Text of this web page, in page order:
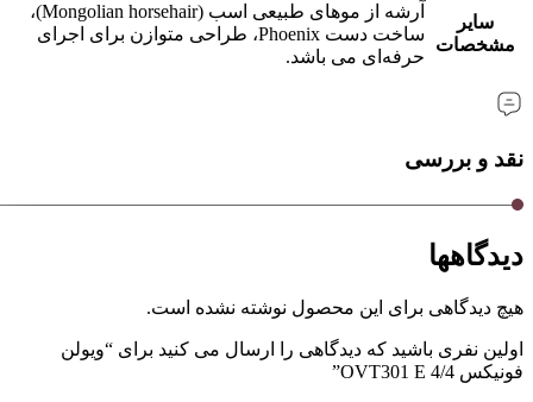
سایر
مشخصات
آرشه از موهای طبیعی اسب (Mongolian horsehair)،
ساخت دست Phoenix، طراحی متوازن برای اجرای
حرفه‌ای می باشد.
نقد و بررسی
دیدگاهها
هیچ دیدگاهی برای این محصول نوشته نشده است.
اولین نفری باشید که دیدگاهی را ارسال می کنید برای “ویولن
فونیکس 4/4 OVT301 E”